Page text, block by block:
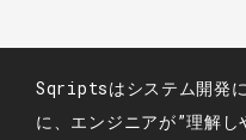
Sqriptsはシステム開発
に、エンジニアが”理解